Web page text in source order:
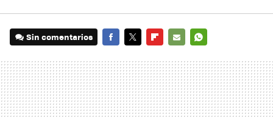
Sin comentarios
MAIL